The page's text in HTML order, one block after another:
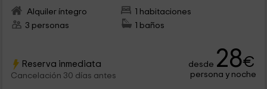
Alquiler íntegro
1 habitaciones
3 personas
1 baños
Reserva inmediata
Cancelación 30 días antes
desde 28€
persona y noche